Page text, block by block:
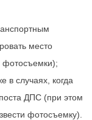
место
фотосъемки);
в случаях, когда
ДПС (при этом
фотосъемку).